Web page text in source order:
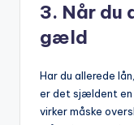
3. Når du
gæld
Har du allerede
er det sjældent en
virker måske